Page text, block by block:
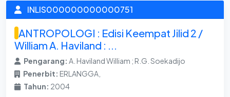
INLIS000000000000751
ANTROPOLOGI : Edisi Keempat Jilid 2 /
William A. Haviland : ...
Pengarang: A. Haviland William ; R.G. Soekadijo
Penerbit: ERLANGGA,
Tahun: 2004